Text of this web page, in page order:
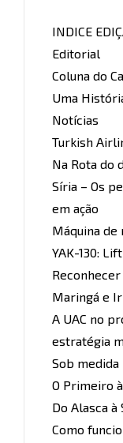
INDICE
Editorial
Coluna do
Uma
Notícias
Turkish
Na Rota do
Síria – Os
em ação
Máquina
YAK-130:
Maringá e
A UAC no
estratégia
Sob
O Primeiro
Do Alasca à
Como